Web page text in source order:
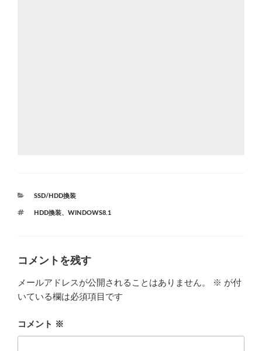
カ
ゴ
SSD/HDD換装
タ
HDD換装、 WINDOWS8.1
コメントを残す
メールアドレスが公開されることはありません。 ※ が付
いている欄は必須項目です
コメント ※